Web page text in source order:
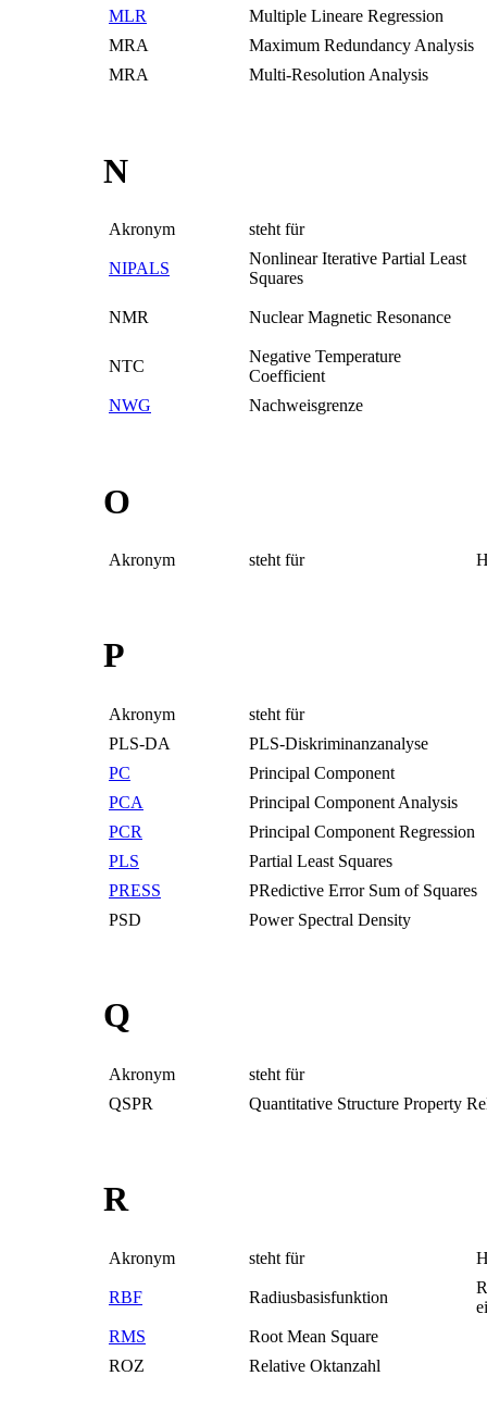
MLR
Multiple Lineare Regression
MRA
Maximum Redundancy Analysis
MRA
Multi-Resolution Analysis
N
Akronym steht für
NIPALS
Nonlinear Iterative Partial Least
Squares
NMR Nuclear Magnetic Resonance
NTC
Negative Temperature
Coefficient
NWG
Nachweisgrenze
O
Akronym steht für
P
Akronym
steht für
PLS-DA
PLS-Diskriminanzanalyse
PC
Principal Component
PCA
Principal Component Analysis
PCR
Principal Component Regression
PLS
Partial Least Squares
PRESS
PRedictive Error Sum of Squares
PSD
Power Spectral Density
Q
Akronym
steht für
QSPR
Quantitative Structure Property
R
Akronym steht für
RBF Radiusbasisfunktion
RMS
Root Mean Square
ROZ
Relative Oktanzahl